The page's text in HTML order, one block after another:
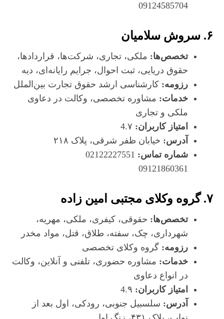
09124585704
۶. سروش سلامیان
تخصص‌ها: ملکی، تجاری، شرکت‌ها، قراردادها،
حقوق دریایی، ثبت احوال، جرایم رایانه‌ای، دیه
رزومه: کارشناسی ارشد حقوق تجارت بین‌الملل
خدمات: مشاوره تخصصی، وکالت در دعاوی
ملکی و تجاری
امتیاز کاربران:
آدرس: خیابان ظفر شرقی، پلاک ۲۱۸
شماره تماس:
09121860361
۷. گروه وکلای مجتبی امین زاده
تخصص‌ها: حقوقی، کیفری، ملکی، مهریه،
شهرداری، چک، سفته، طلاق، قتل، مواد مخدر
رزومه: گروه وکلای تخصصی
خدمات: مشاوره حضوری، تلفنی و آنلاین، وکالت
در انواع دعاوی
امتیاز کاربران:
آدرس: سلسبیل جنوبی، رودکی، اول بعد از